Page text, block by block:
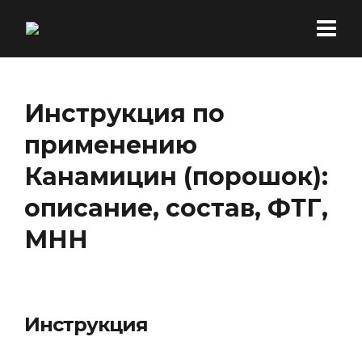
Инструкция по
применению
Канамицин (порошок):
описание, состав, ФТГ,
МНН
Инструкция